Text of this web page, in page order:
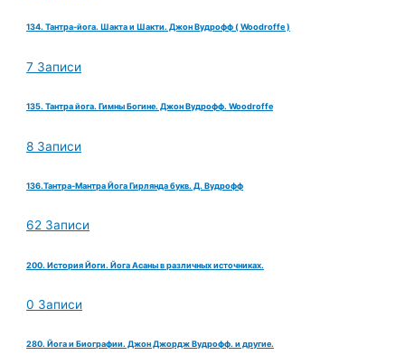
134. Тантра-йога. Шакта и Шакти. Джон Вудрофф ( Woodroffe )
7 Записи
135. Тантра йога. Гимны Богине. Джон Вудрофф. Woodroffe
8 Записи
136.Тантра-Мантра Йога Гирлянда букв. Д. Вудрофф
62 Записи
200. История Йоги. Йога Асаны в различных источниках.
0 Записи
280. Йога и Биографии. Джон Джордж Вудрофф. и другие.